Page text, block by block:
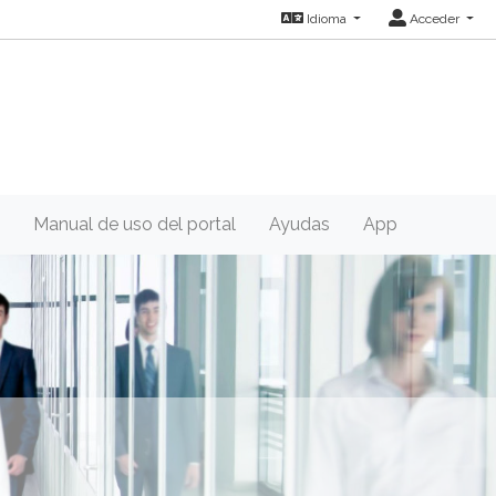
Idioma Acceder
Manual de uso del portal Ayudas App